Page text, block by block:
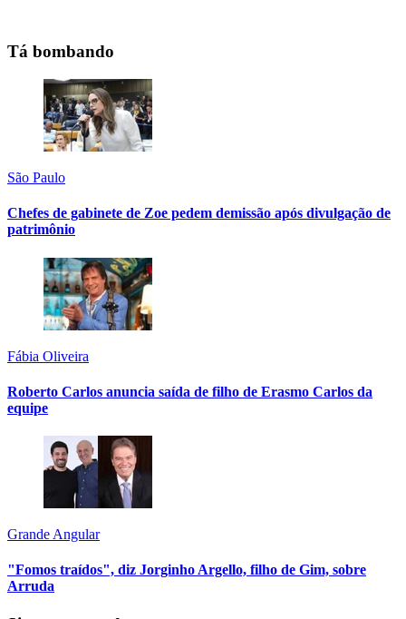
Tá bombando
São Paulo
Chefes de gabinete de Zoe pedem demissão após divulgação de
patrimônio
Fábia Oliveira
Roberto Carlos anuncia saída de filho de Erasmo Carlos da
equipe
Grande Angular
"Fomos traídos", diz Jorginho Argello, filho de Gim, sobre
Arruda